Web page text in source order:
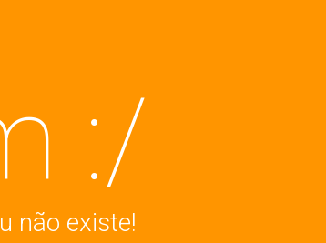
:/
não existe!